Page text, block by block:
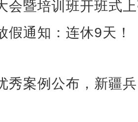
会暨培训班开班式
假通知：连休9天！
秀案例公布，新疆
新疆4000亩沙漠盐